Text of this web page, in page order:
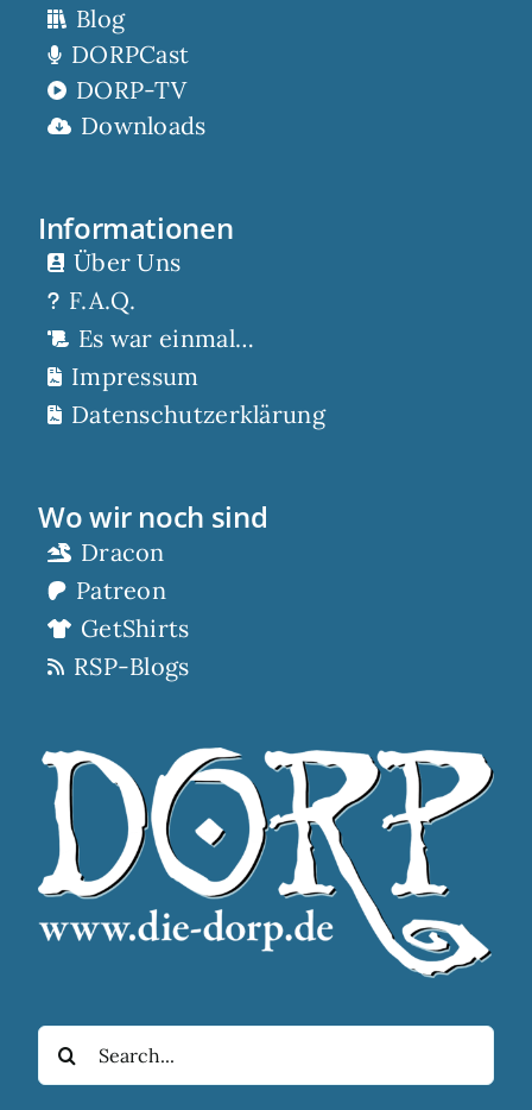
Blog
DORPCast
DORP-TV
Downloads
Informationen
Über Uns
F.A.Q.
Es war einmal…
Impressum
Datenschutzerklärung
Wo wir noch sind
Dracon
Patreon
GetShirts
RSP-Blogs
Suche
nach: